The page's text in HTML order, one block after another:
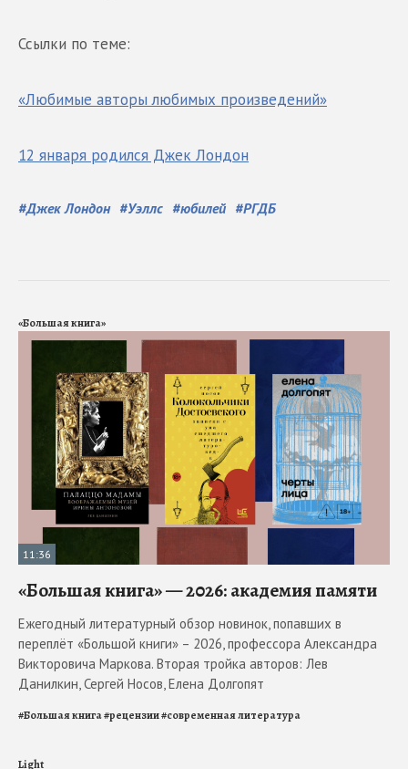
Ссылки по теме:
«Любимые авторы любимых произведений»
12 января родился Джек Лондон
#Джек Лондон #Уэллс #юбилей #РГДБ
«Большая книга»
11:36
«Большая книга» — 2026: академия памяти
Ежегодный литературный обзор новинок, попавших в
переплёт «Большой книги» – 2026, профессора Александра
Викторовича Маркова. Вторая тройка авторов: Лев
Данилкин, Сергей Носов, Елена Долгопят
#Большая книга#рецензии#современная литература
Light